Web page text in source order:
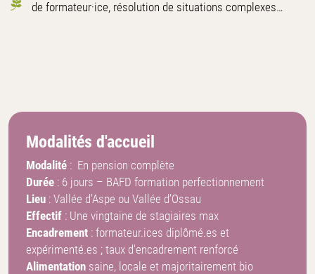
de formateur·ice, résolution de situations complexes…
Modalités d'accueil
Modalité : En pension complète
Durée : 6 jours – BAFD formation perfectionnement
Lieu : Vallée d’Aspe ou Vallée d’Ossau
Effectif : Une vingtaine de stagiaires max
Encadrement : formateur.ices diplômé.es et
expérimenté.es ; taux d’encadrement renforcé
Alimentation saine, locale et majoritairement bio